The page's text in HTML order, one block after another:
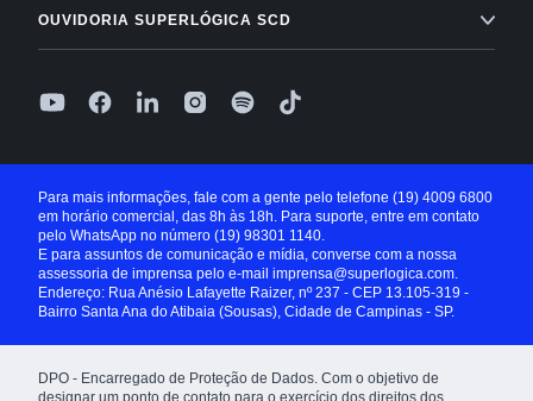
Controle de acesso
Superlógica IA
Crédito para Condomínios
Paybox
OUVIDORIA SUPERLÓGICA SCD
Seg à Sex, das 9h às 18h, exceto feriados
Para mais informações, fale com a gente pelo telefone (19) 4009 6800
em horário comercial, das 8h às 18h. Para suporte, entre em contato
pelo WhatsApp no número (19) 98301 1140.
E para assuntos de comunicação e mídia, converse com a nossa
assessoria de imprensa pelo e-mail imprensa@superlogica.com.
Endereço: Rua Anésio Lafayette Raizer, nº 237 - CEP 13.105-319 -
Bairro Santa Ana do Atibaia (Sousas), Cidade de Campinas - SP.
DPO - Encarregado de Proteção de Dados. Com o objetivo de
designar um ponto de contato para o exercício dos direitos dos